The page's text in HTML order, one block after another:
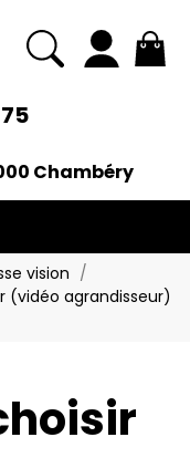
Chambéry
vision
(vidéo agrandisseur)